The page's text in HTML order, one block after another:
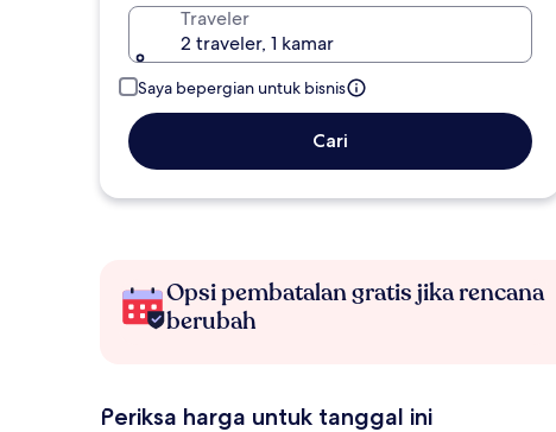
Traveler
2 traveler, 1 kamar
Saya bepergian untuk bisnis
Cari
Opsi pembatalan gratis jika rencana
berubah
Periksa harga untuk tanggal ini